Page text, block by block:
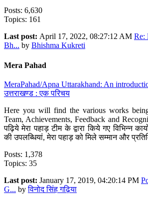
Posts: 6,630
Topics: 161
Last post: April 17, 2022, 08:27:12 AM Re:
Bh... by Bhishma Kukreti
Mera Pahad
MeraPahad/Apna Uttarakhand: An
उत्तराखण्ड : एक परिचय
Here you will find the various works
Team, Achievements, Feedback and
पढ़िये मेरा पहाड़ टीम के द्वारा किये गए विभिन्न
की उपलब्धियां, मेरा पहाड़ को मिले सम्मान और
Posts: 1,378
Topics: 35
Last post: January 17, 2019, 04:20:14 PM
G... byविनोद सिंह गढ़िया